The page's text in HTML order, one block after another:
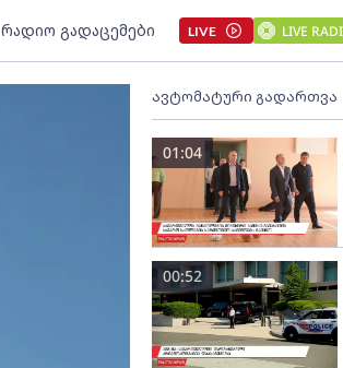
რადიო გადაცემები LIVE LIVE
ავტომატური გადართვა
01:04
00:52